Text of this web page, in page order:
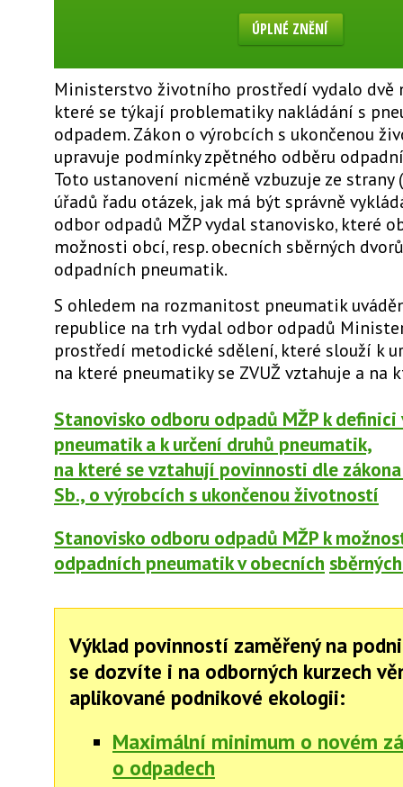
ÚPLNÉ ZNĚNÍ
Ministerstvo životního prostředí vydalo dvě
které se týkají problematiky nakládání s
odpadem. Zákon o výrobcích s ukončenou
upravuje podmínky zpětného odběru
Toto ustanovení nicméně vzbuzuje ze strany
úřadů řadu otázek, jak má být správně
odbor odpadů MŽP vydal stanovisko, které
možnosti obcí, resp. obecních sběrných
odpadních pneumatik.
S ohledem na rozmanitost pneumatik
republice na trh vydal odbor odpadů
prostředí metodické sdělení, které slouží k
na které pneumatiky se ZVUŽ vztahuje a na
Stanovisko odboru odpadů MŽP k definici
pneumatik a k určení druhů pneumatik,
na které se vztahují povinnosti dle
Sb., o výrobcích s ukončenou životností
Stanovisko odboru odpadů MŽP k
odpadních pneumatik v obecních
Výklad povinností zaměřený na
se dozvíte i na odborných kurzech
aplikované podnikové ekologii:
Maximální minimum o novém
o odpadech